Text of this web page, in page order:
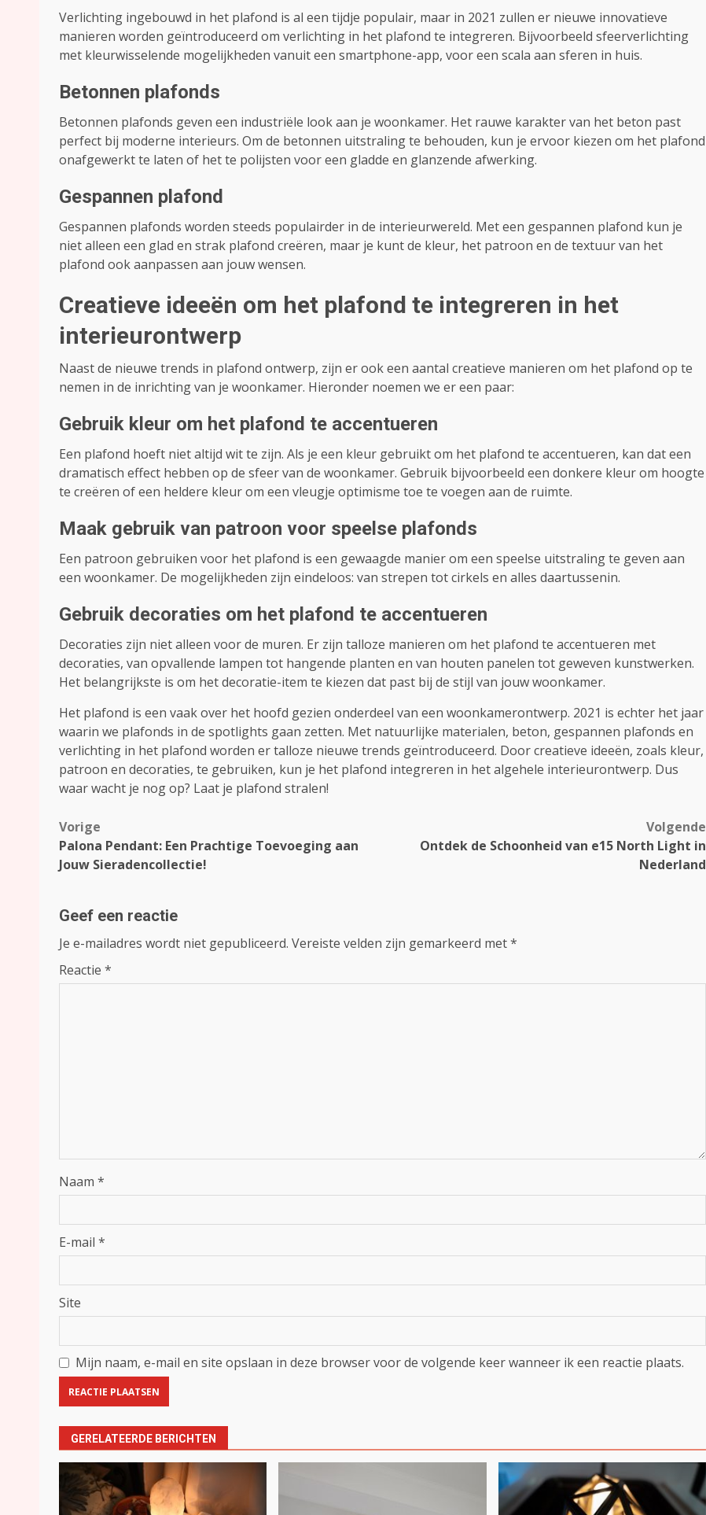
Verlichting ingebouwd in het plafond is al een tijdje populair, maar in 2021 zullen er nieuwe innovatieve
manieren worden geïntroduceerd om verlichting in het plafond te integreren. Bijvoorbeeld sfeerverlichting
met kleurwisselende mogelijkheden vanuit een smartphone-app, voor een scala aan sferen in huis.
Betonnen plafonds
Betonnen plafonds geven een industriële look aan je woonkamer. Het rauwe karakter van het beton past
perfect bij moderne interieurs. Om de betonnen uitstraling te behouden, kun je ervoor kiezen om het plafond
onafgewerkt te laten of het te polijsten voor een gladde en glanzende afwerking.
Gespannen plafond
Gespannen plafonds worden steeds populairder in de interieurwereld. Met een gespannen plafond kun je
niet alleen een glad en strak plafond creëren, maar je kunt de kleur, het patroon en de textuur van het
plafond ook aanpassen aan jouw wensen.
Creatieve ideeën om het plafond te integreren in het
interieurontwerp
Naast de nieuwe trends in plafond ontwerp, zijn er ook een aantal creatieve manieren om het plafond op te
nemen in de inrichting van je woonkamer. Hieronder noemen we er een paar:
Gebruik kleur om het plafond te accentueren
Een plafond hoeft niet altijd wit te zijn. Als je een kleur gebruikt om het plafond te accentueren, kan dat een
dramatisch effect hebben op de sfeer van de woonkamer. Gebruik bijvoorbeeld een donkere kleur om hoogte
te creëren of een heldere kleur om een vleugje optimisme toe te voegen aan de ruimte.
Maak gebruik van patroon voor speelse plafonds
Een patroon gebruiken voor het plafond is een gewaagde manier om een ​​speelse uitstraling te geven aan
een woonkamer. De mogelijkheden zijn eindeloos: van strepen tot cirkels en alles daartussenin.
Gebruik decoraties om het plafond te accentueren
Decoraties zijn niet alleen voor de muren. Er zijn talloze manieren om het plafond te accentueren met
decoraties, van opvallende lampen tot hangende planten en van houten panelen tot geweven kunstwerken.
Het belangrijkste is om het decoratie-item te kiezen dat past bij de stijl van jouw woonkamer.
Het plafond is een vaak over het hoofd gezien onderdeel van een woonkamerontwerp. 2021 is echter het jaar
waarin we plafonds in de spotlights gaan zetten. Met natuurlijke materialen, beton, gespannen plafonds en
verlichting in het plafond worden er talloze nieuwe trends geïntroduceerd. Door creatieve ideeën, zoals kleur,
patroon en decoraties, te gebruiken, kun je het plafond integreren in het algehele interieurontwerp. Dus
waar wacht je nog op? Laat je plafond stralen!
Bericht
navigatie
Vorige
Palona Pendant: Een Prachtige Toevoeging aan
Jouw Sieradencollectie!
Volgende
Ontdek de Schoonheid van e15 North Light in
Nederland
Geef een reactie
Je e-mailadres wordt niet gepubliceerd. Vereiste velden zijn gemarkeerd met*
Reactie *
Naam *
E-mail *
Site
Mijn naam, e-mail en site opslaan in deze browser voor de volgende keer wanneer ik een reactie plaats.
GERELATEERDE BERICHTEN